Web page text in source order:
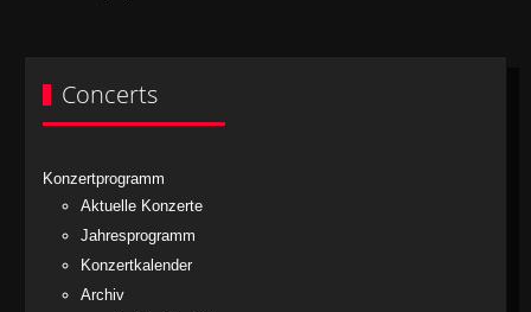
Concerts
Konzertprogramm
Aktuelle Konzerte
Jahresprogramm
Konzertkalender
Archiv